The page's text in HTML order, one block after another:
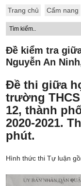
Trang chủ Cẩm nang
Đề kiểm tra
Nguyễn An
Đề thi giữa
trường
12, thành
2020-2021.
phút.
Hình thức thi Tự luận